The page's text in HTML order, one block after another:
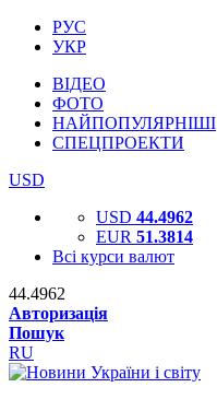
РУС
УКР
ВІДЕО
ФОТО
НАЙПОПУЛЯРНІШІ
СПЕЦПРОЕКТИ
USD
USD 44.4962
EUR 51.3814
Всі курси валют
44.4962
Авторизація
Пошук
RU